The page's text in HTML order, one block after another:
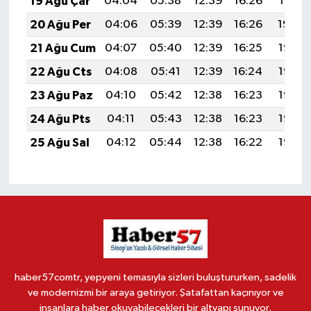
20 Ağu Per
04:06 05:39 12:39 16:26
19:29
21 Ağu Cum
04:07 05:40 12:39 16:25
19:28
22 Ağu Cts
04:08 05:41 12:39 16:24
19:26
23 Ağu Paz
04:10 05:42 12:38 16:23
19:25
24 Ağu Pts
04:11 05:43 12:38 16:23
19:23
25 Ağu Sal
04:12 05:44 12:38 16:22 19:22
haber57comtr, yepyeni temasıyla sizleri buluştururken, sadelik
ve modernizmi bir araya getiriyor. Şatafattan kaçınıyor ve
insanlara haber okuyabilecekleri bir altyapı sunuyor.